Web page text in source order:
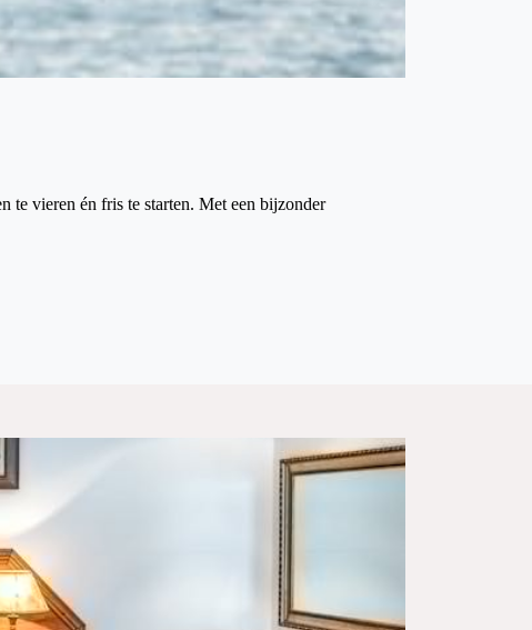
te vieren én fris te starten. Met een bijzonder